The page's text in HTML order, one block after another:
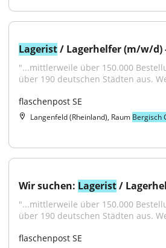
Lagerist / Lagerhelfer (m/w/d)
"...mittlerweile über 150.000
über 190 deutschen Städten aus.
flaschenpost SE
Langenfeld (Rheinland), Raum Bergisch
Wir suchen: Lagerist /
"...mittlerweile über 150.000
über 190 deutschen Städten aus.
flaschenpost SE